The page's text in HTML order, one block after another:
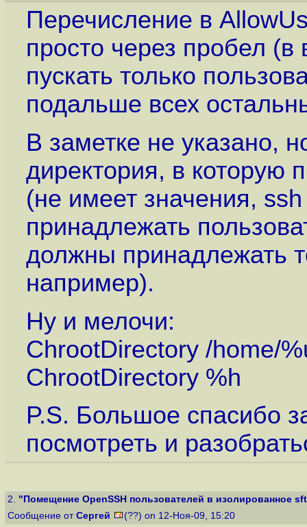
Перечисление в
просто через пробел (в
пускать только
подальше всех
В заметке не указано,
директория, в которую
(не имеет значения,
принадлежать
должны принадлежать
например).
Ну и мелочи:
ChrootDirectory /home/
ChrootDirectory %h
P.S. Большое спасибо
посмотреть и
2. "Помещение OpenSSH пользователей в изолированное
Сообщение от Сергей (??) on 12-Ноя-09, 15:20